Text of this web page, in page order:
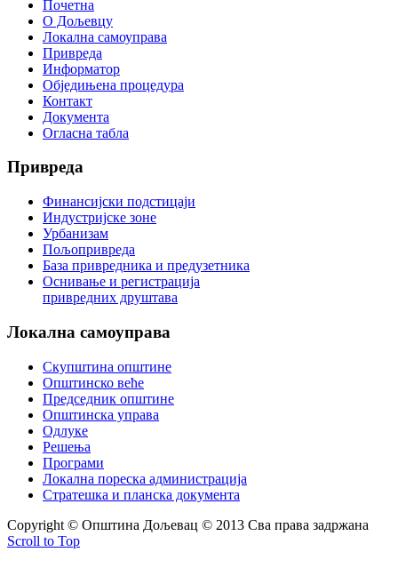
Почетна
О Дољевцу
Локална самоуправа
Привреда
Информатор
Обједињена процедура
Контакт
Документа
Огласна табла
Привреда
Финансијски подстицаји
Индустријске зоне
Урбанизам
Пољопривреда
База привредника и предузетника
Оснивање и регистрација
привредних друштава
Локална самоуправа
Скупштина општине
Општинско веће
Председник општине
Општинска управа
Одлуке
Решења
Програми
Локална пореска администрација
Стратешка и планска документа
Copyright © Oпштина Дољевац © 2013 Сва права задржана
Scroll to Top